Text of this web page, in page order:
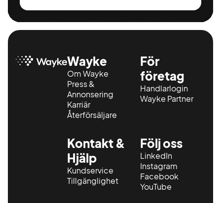
Wayke
Om Wayke
Press &
Annonsering
Karriär
Återförsäljare
För
företag
Handlarlogin
Wayke Partner
Kontakt &
Hjälp
Kundservice
Tillgänglighet
Följ oss
LinkedIn
Instagram
Facebook
YouTube